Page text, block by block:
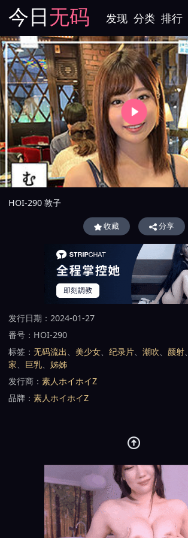
今日无码 发现 分类 排行
HOI-290 敦子
收藏 分享
发行日期：2024-01-27
番号：HOI-290
标签：无码流出、 美少女、纪录片、潮吹、 颜射、
家、 巨乳、姊姊
发行商：素人ホイホイZ
品牌：素人ホイホイZ